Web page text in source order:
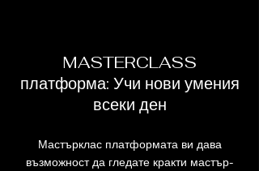
MASTERCLASS
платформа: Учи нови умения
всеки ден
Мастърклас платформата ви дава
възможност да гледате кракти мастър-